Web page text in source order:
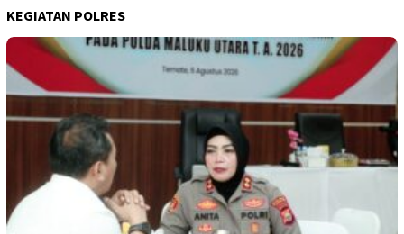
KEGIATAN POLRES